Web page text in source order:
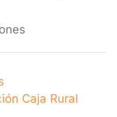
Caja Rural